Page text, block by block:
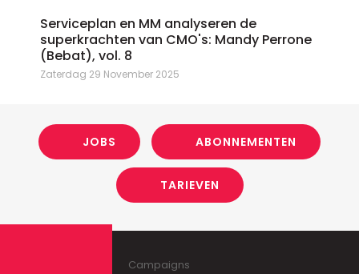
Serviceplan en MM analyseren de
superkrachten van CMO's: Mandy Perrone
(Bebat), vol. 8
Zaterdag 29 November 2025
JOBS ABONNEMENTEN
TARIEVEN
Campaigns